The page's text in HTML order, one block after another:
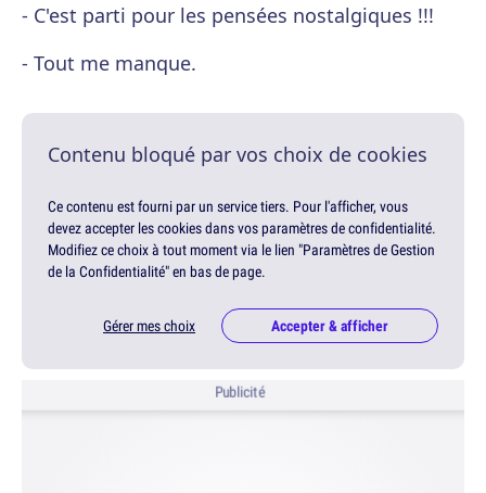
- C'est parti pour les pensées nostalgiques !!!
- Tout me manque.
Contenu bloqué par vos choix de cookies
Ce contenu est fourni par un service tiers. Pour l'afficher, vous
devez accepter les cookies dans vos paramètres de confidentialité.
Modifiez ce choix à tout moment via le lien "Paramètres de Gestion
de la Confidentialité" en bas de page.
Gérer mes choix Accepter & afficher
Publicité